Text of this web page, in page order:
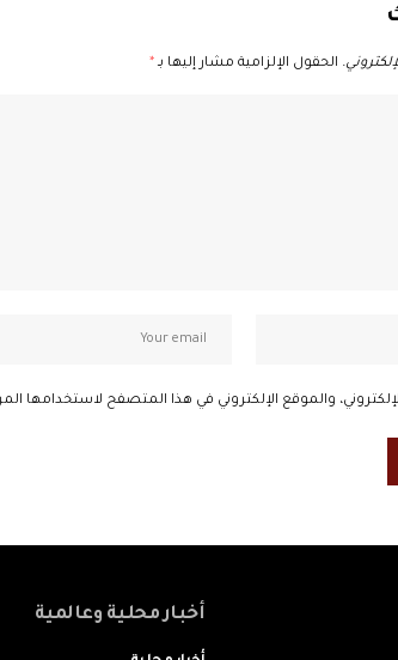
الحقول الإلزامية مشار إليها بـ*
والموقع الإلكتروني في هذا المتصفح لاستخدامها
أخبار محلية وعالمية